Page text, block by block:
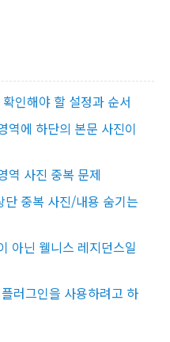
인해야 할 설정과 순서
역에 하단의 본문 사진이
역 사진 중복 문제
중복 사진/내용 숨기는
아닌 웰니스 레지던스일
러그인을 사용하려고 하